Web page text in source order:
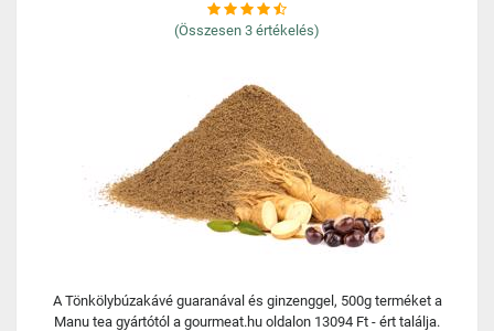
(Összesen 3 értékelés)
A Tönkölybúzakávé guaranával és ginzenggel, 500g terméket a
Manu tea gyártótól a gourmeat.hu oldalon 13094 Ft - ért találja.